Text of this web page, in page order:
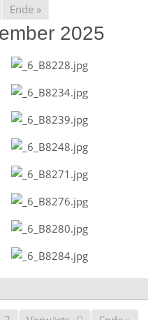
Ende »
2025